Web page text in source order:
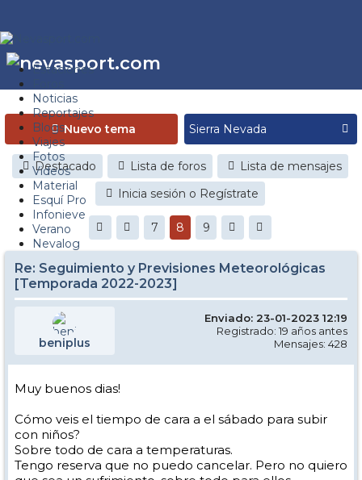
Estaciones
Noticias
Reportajes
Blogs
Viajes
Fotos
Videos
Material
Esquí Pro
Infonieve
Verano
Nevalog
Nuevo tema
Destacado Lista de foros
Lista de mensajes
Inicia sesión o Regístrate
7 8 9
Re: Seguimiento y Previsiones Meteorológicas
[Temporada 2022-2023]
beniplus
Enviado: 23-01-2023 12:19
Registrado: 19 años antes
Mensajes: 428
Muy buenos dias!
Cómo veis el tiempo de cara a el sábado para subir
con niños?
Sobre todo de cara a temperaturas.
Tengo reserva que no puedo cancelar. Pero no quiero